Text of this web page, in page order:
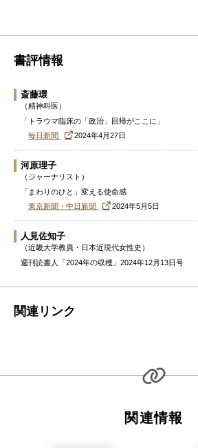
書評情報
斎藤環
（精神科医）
「トラウマ臨床の「政治」回帰がここに」
毎日新聞
2024年4月27日
河原理子
（ジャーナリスト）
「まわりのひと」変える使命感
東京新聞・中日新聞
2024年5月5日
人見佐知子
（近畿大学教員・日本近現代女性史）
週刊読書人「2024年の収穫」2024年12月13日号
関連リンク
関連情報